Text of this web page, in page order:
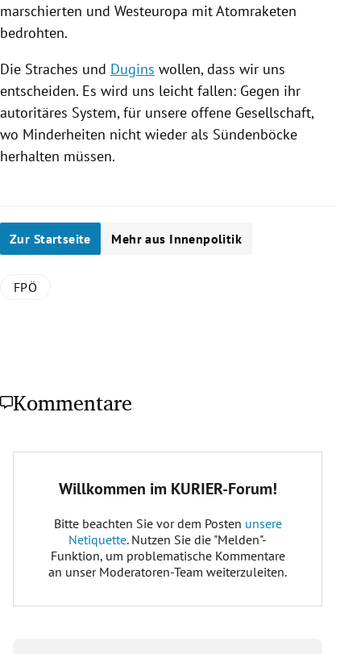
marschierten und Westeuropa mit Atomraketen
bedrohten.
Die Straches und Dugins wollen, dass wir uns
entscheiden. Es wird uns leicht fallen: Gegen ihr
autoritäres System, für unsere offene Gesellschaft,
wo Minderheiten nicht wieder als Sündenböcke
herhalten müssen.
Zur Startseite Mehr aus Innenpolitik
FPÖ
Kommentare